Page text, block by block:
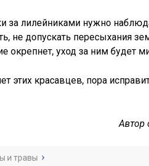
за лилейниками нужно
не допускать пересыхания
окрепнет, уход за ним будет
этих красавцев, пора
Автор
и травы